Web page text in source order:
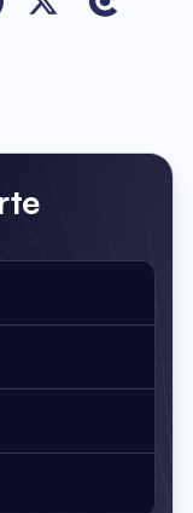
Behance
on GitHub
JetBase on Xcom
JetBase